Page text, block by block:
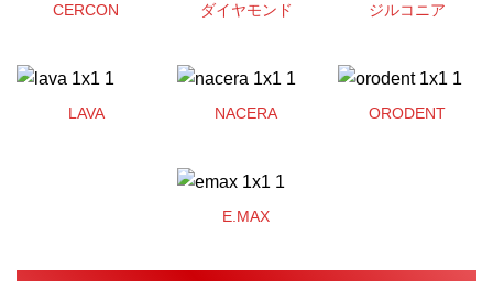
CERCON ダイヤモンド ジルコニア
LAVA NACERA ORODENT
E.MAX